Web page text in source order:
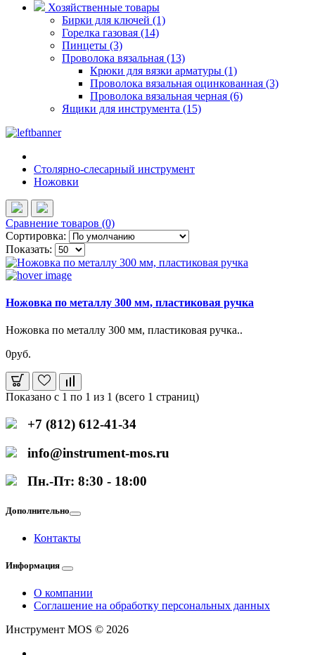
Хозяйственные товары
Бирки для ключей (1)
Горелка газовая (14)
Пинцеты (3)
Проволока вязальная (13)
Крюки для вязки арматуры (1)
Проволока вязальная оцинкованная (3)
Проволока вязальная черная (6)
Ящики для инструмента (15)
Столярно-слесарный инструмент
Ножовки
Сравнение товаров (0)
Сортировка:
Показать:
Ножовка по металлу 300 мм, пластиковая ручка
Ножовка по металлу 300 мм, пластиковая ручка..
0руб.
Показано с 1 по 1 из 1 (всего 1 страниц)
+7 (812) 612-41-34
info@instrument-mos.ru
Пн.-Пт: 8:30 - 18:00
Дополнительно
Контакты
Информация
О компании
Соглашение на обработку персональных данных
Инструмент MOS © 2026